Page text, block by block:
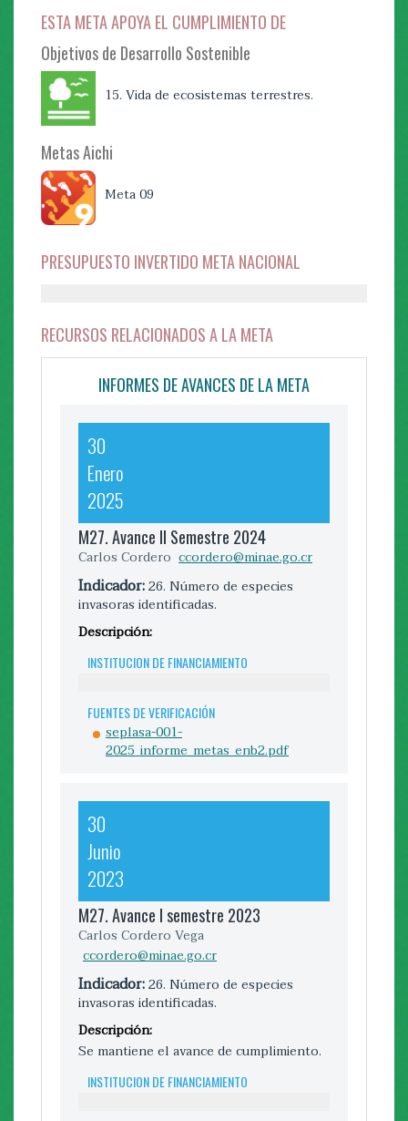
ESTA META APOYA EL CUMPLIMIENTO DE
Objetivos de Desarrollo Sostenible
15. Vida de ecosistemas terrestres.
Metas Aichi
Meta 09
PRESUPUESTO INVERTIDO META NACIONAL
RECURSOS RELACIONADOS A LA META
INFORMES DE AVANCES DE LA META
30
Enero
2025
M27. Avance II Semestre 2024
Carlos Cordero ccordero@minae.go.cr
Indicador:26. Número de especies
invasoras identificadas.
Descripción:
INSTITUCION DE FINANCIAMIENTO
FUENTES DE VERIFICACIÓN
seplasa-001-
2025_informe_metas_enb2.pdf
30
Junio
2023
M27. Avance I semestre 2023
Carlos Cordero Vega
ccordero@minae.go.cr
Indicador:26. Número de especies
invasoras identificadas.
Descripción:
Se mantiene el avance de cumplimiento.
INSTITUCION DE FINANCIAMIENTO
ESTA META APOYA EL CUMPLIMIENTO DE
Objetivos de Desarrollo Sostenible
Metas Aichi
RECURSOS RELACIONADOS A LA META
09
Febrero
2026
M.28. Avance II Semestre 2025
Carlos Cordero ccordero@minae.go.cr
Indicador:29. Número de disposiciones
técnicas que permitan el análisis de
INSTITUCION DE FINANCIAMIENTO
FUENTES DE VERIFICACIÓN
plan-manejo-para-control-especies-
30
Enero
2025
M28. Avance II Semestre 2024
Carlos Cordero ccordero@minae.go.cr
Indicador:28. Número de protocolos de
control en puertos y aduanas
Descripción: